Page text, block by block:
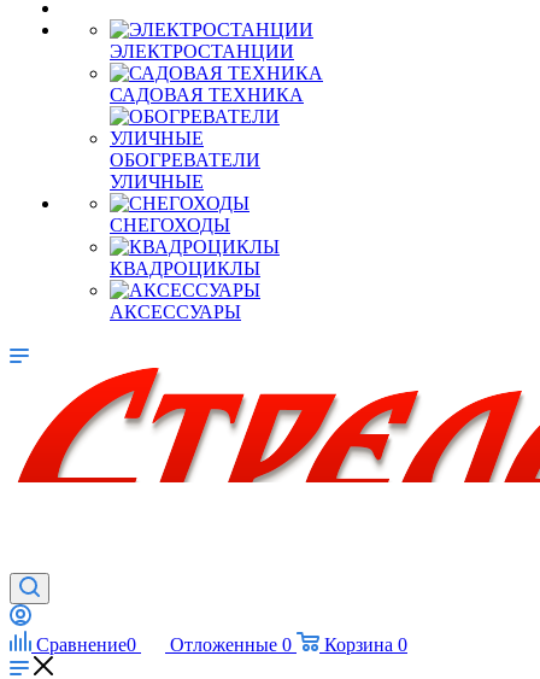
ЭЛЕКТРОСТАНЦИИ
САДОВАЯ ТЕХНИКА
ОБОГРЕВАТЕЛИ
УЛИЧНЫЕ
СНЕГОХОДЫ
КВАДРОЦИКЛЫ
АКСЕССУАРЫ
Сравнение0 Отложенные 0 Корзина 0